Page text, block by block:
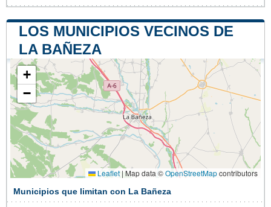
LOS MUNICIPIOS VECINOS DE
LA BAÑEZA
+
−
Leaflet | Map data ©OpenStreetMapcontributors
Municipios que limitan con La Bañeza